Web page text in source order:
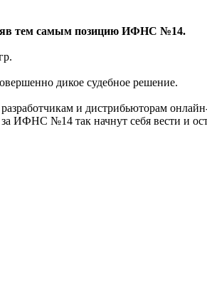
тем самым позицию ИФНС №14.
дикое судебное решение.
и дистрибьюторам
за ИФНС №14 так начнут себя вести и